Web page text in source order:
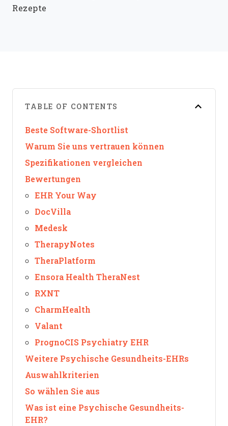
Rezepte
TABLE OF CONTENTS
Beste Software-Shortlist
Warum Sie uns vertrauen können
Spezifikationen vergleichen
Bewertungen
EHR Your Way
DocVilla
Medesk
TherapyNotes
TheraPlatform
Ensora Health TheraNest
RXNT
CharmHealth
Valant
PrognoCIS Psychiatry EHR
Weitere Psychische Gesundheits-EHRs
Auswahlkriterien
So wählen Sie aus
Was ist eine Psychische Gesundheits-
EHR?